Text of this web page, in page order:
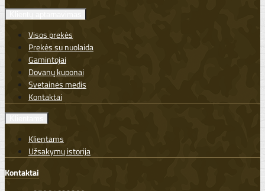
Visos prekės
Prekės su nuolaida
Gamintojai
Dovanų kuponai
Svetainės medis
Kontaktai
Klientams
Užsakymų istorija
Kontaktai